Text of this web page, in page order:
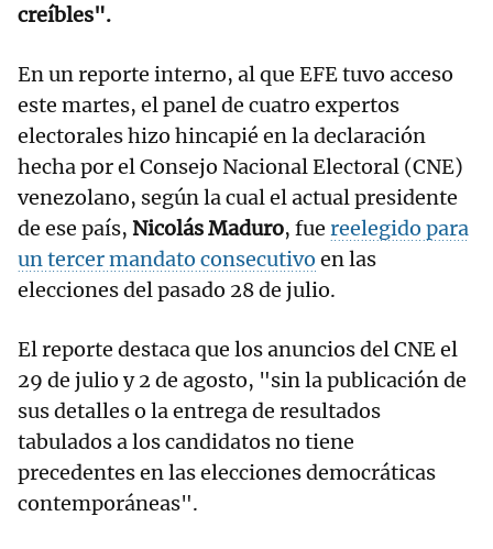
creíbles".
En un reporte interno, al que EFE tuvo acceso
este martes, el panel de cuatro expertos
electorales hizo hincapié en la declaración
hecha por el Consejo Nacional Electoral (CNE)
venezolano, según la cual el actual presidente
de ese país, Nicolás Maduro, fue reelegido para
un tercer mandato consecutivo en las
elecciones del pasado 28 de julio.
El reporte destaca que los anuncios del CNE el
29 de julio y 2 de agosto, "sin la publicación de
sus detalles o la entrega de resultados
tabulados a los candidatos no tiene
precedentes en las elecciones democráticas
contemporáneas".